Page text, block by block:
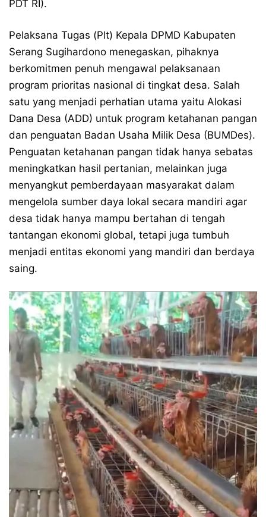
PDT RI).
Pelaksana Tugas (Plt) Kepala DPMD Kabupaten
Serang Sugihardono menegaskan, pihaknya
berkomitmen penuh mengawal pelaksanaan
program prioritas nasional di tingkat desa. Salah
satu yang menjadi perhatian utama yaitu Alokasi
Dana Desa (ADD) untuk program ketahanan pangan
dan penguatan Badan Usaha Milik Desa (BUMDes).
Penguatan ketahanan pangan tidak hanya sebatas
meningkatkan hasil pertanian, melainkan juga
menyangkut pemberdayaan masyarakat dalam
mengelola sumber daya lokal secara mandiri agar
desa tidak hanya mampu bertahan di tengah
tantangan ekonomi global, tetapi juga tumbuh
menjadi entitas ekonomi yang mandiri dan berdaya
saing.